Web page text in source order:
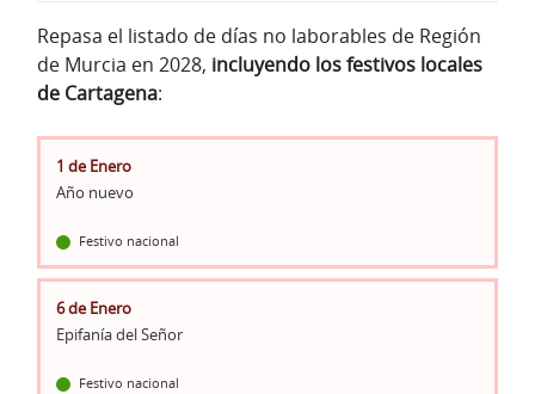
Repasa el listado de días no laborables de Región
de Murcia en 2028, incluyendo los festivos locales
de Cartagena:
1 de Enero
Año nuevo
Festivo nacional
6 de Enero
Epifanía del Señor
Festivo nacional